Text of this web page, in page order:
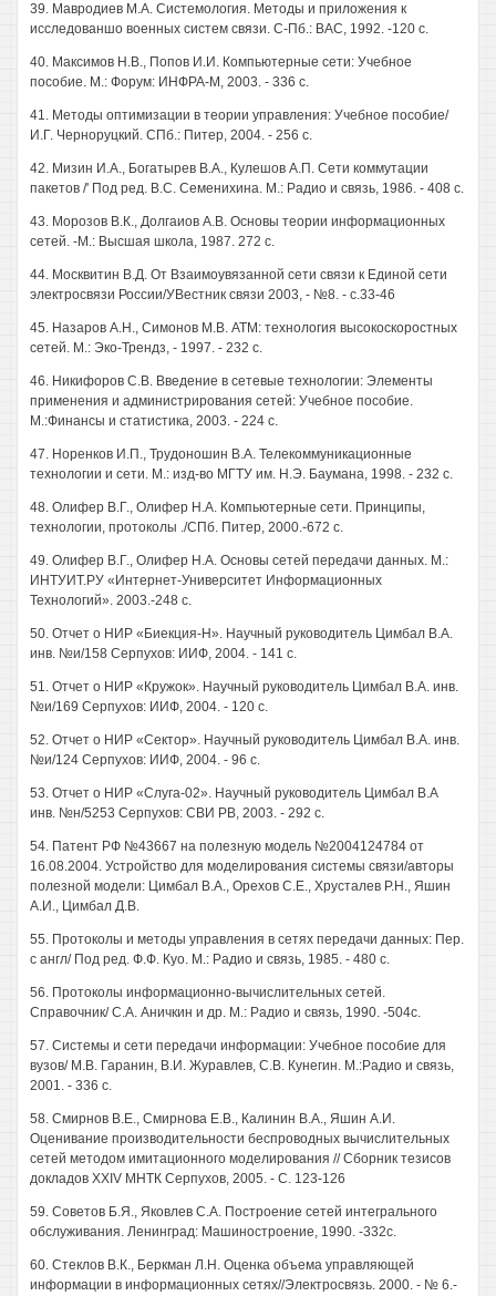
39. Мавродиев М.А. Системология. Методы и приложения к
исследованшо военных систем связи. С-Пб.: ВАС, 1992. -120 с.
40. Максимов Н.В., Попов И.И. Компьютерные сети: Учебное
пособие. М.: Форум: ИНФРА-М, 2003. - 336 с.
41. Методы оптимизации в теории управления: Учебное пособие/
И.Г. Черноруцкий. СПб.: Питер, 2004. - 256 с.
42. Мизин И.А., Богатырев В.А., Кулешов А.П. Сети коммутации
пакетов /' Под ред. B.C. Семенихина. М.: Радио и связь, 1986. - 408 с.
43. Морозов В.К., Долгаиов А.В. Основы теории информационных
сетей. -М.: Высшая школа, 1987. 272 с.
44. Москвитин В.Д. От Взаимоувязанной сети связи к Единой сети
электросвязи России/УВестник связи 2003, - №8. - с.33-46
45. Назаров А.Н., Симонов М.В. ATM: технология высокоскоростных
сетей. М.: Эко-Трендз, - 1997. - 232 с.
46. Никифоров С.В. Введение в сетевые технологии: Элементы
применения и администрирования сетей: Учебное пособие.
М.:Финансы и статистика, 2003. - 224 с.
47. Норенков И.П., Трудоношин В.А. Телекоммуникационные
технологии и сети. М.: изд-во МГТУ им. Н.Э. Баумана, 1998. - 232 с.
48. Олифер В.Г., Олифер Н.А. Компьютерные сети. Принципы,
технологии, протоколы ./СПб. Питер, 2000.-672 с.
49. Олифер В.Г., Олифер Н.А. Основы сетей передачи данных. М.:
ИНТУИТ.РУ «Интернет-Университет Информационных
Технологий». 2003.-248 с.
50. Отчет о НИР «Биекция-Н». Научный руководитель Цимбал В.А.
инв. №и/158 Серпухов: ИИФ, 2004. - 141 с.
51. Отчет о НИР «Кружок». Научный руководитель Цимбал В.А. инв.
№и/169 Серпухов: ИИФ, 2004. - 120 с.
52. Отчет о НИР «Сектор». Научный руководитель Цимбал В.А. инв.
№и/124 Серпухов: ИИФ, 2004. - 96 с.
53. Отчет о НИР «Слуга-02». Научный руководитель Цимбал В.А
инв. №н/5253 Серпухов: СВИ РВ, 2003. - 292 с.
54. Патент РФ №43667 на полезную модель №2004124784 от
16.08.2004. Устройство для моделирования системы связи/авторы
полезной модели: Цимбал В.А., Орехов С.Е., Хрусталев Р.Н., Яшин
А.И., Цимбал Д.В.
55. Протоколы и методы управления в сетях передачи данных: Пер.
с англ/ Под ред. Ф.Ф. Куо. М.: Радио и связь, 1985. - 480 с.
56. Протоколы информационно-вычислительных сетей.
Справочник/ С.А. Аничкин и др. М.: Радио и связь, 1990. -504с.
57. Системы и сети передачи информации: Учебное пособие для
вузов/ М.В. Гаранин, В.И. Журавлев, С.В. Кунегин. М.:Радио и связь,
2001. - 336 с.
58. Смирнов В.Е., Смирнова Е.В., Калинин В.А., Яшин А.И.
Оценивание производительности беспроводных вычислительных
сетей методом имитационного моделирования // Сборник тезисов
докладов XXIV МНТК Серпухов, 2005. - С. 123-126
59. Советов Б.Я., Яковлев С.А. Построение сетей интегрального
обслуживания. Ленинград: Машиностроение, 1990. -332с.
60. Стеклов В.К., Беркман Л.Н. Оценка объема управляющей
информации в информационных сетях//Электросвязь. 2000. - № 6.-